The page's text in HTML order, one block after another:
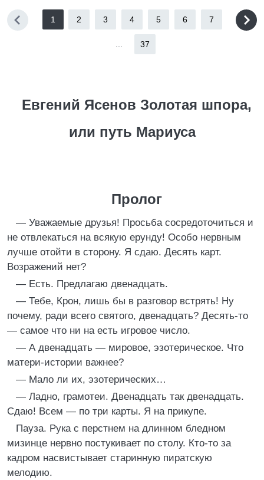
1 2 3 4 5 6 7
37
Евгений Ясенов Золотая шпора,
или путь Мариуса
Пролог
— Уважаемые друзья! Просьба сосредоточиться и
не отвлекаться на всякую ерунду! Особо нервным
лучше отойти в сторону. Я сдаю. Десять карт.
Возражений нет?
— Есть. Предлагаю двенадцать.
— Тебе, Крон, лишь бы в разговор встрять! Ну
почему, ради всего святого, двенадцать? Десять-то
— самое что ни на есть игровое число.
— А двенадцать — мировое, эзотерическое. Что
матери-истории важнее?
— Мало ли их, эзотерических…
— Ладно, грамотеи. Двенадцать так двенадцать.
Сдаю! Всем — по три карты. Я на прикупе.
Пауза. Рука с перстнем на длинном бледном
мизинце нервно постукивает по столу. Кто-то за
кадром насвистывает старинную пиратскую
мелодию.